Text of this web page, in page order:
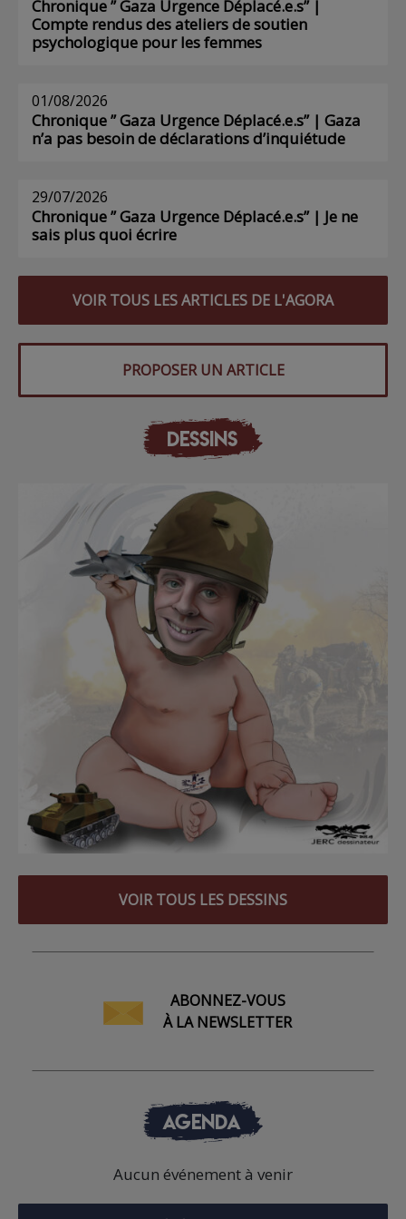
Chronique ” Gaza Urgence Déplacé.e.s” |
Compte rendus des ateliers de soutien
psychologique pour les femmes
01/08/2026
Chronique ” Gaza Urgence Déplacé.e.s” | Gaza
n’a pas besoin de déclarations d’inquiétude
29/07/2026
Chronique ” Gaza Urgence Déplacé.e.s” | Je ne
sais plus quoi écrire
VOIR TOUS LES ARTICLES DE L'AGORA
PROPOSER UN ARTICLE
DESSINS
VOIR TOUS LES DESSINS
ABONNEZ-VOUS
À LA NEWSLETTER
AGENDA
Aucun événement à venir